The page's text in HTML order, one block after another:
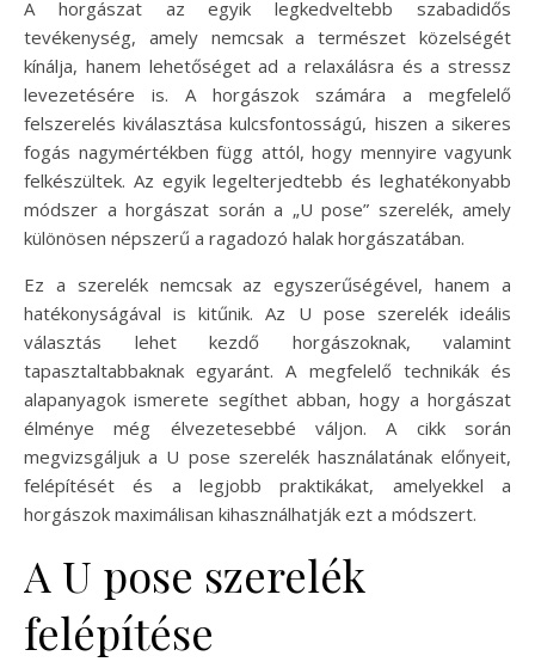
A horgászat az egyik legkedveltebb szabadidős
tevékenység, amely nemcsak a természet közelségét
kínálja, hanem lehetőséget ad a relaxálásra és a stressz
levezetésére is. A horgászok számára a megfelelő
felszerelés kiválasztása kulcsfontosságú, hiszen a sikeres
fogás nagymértékben függ attól, hogy mennyire vagyunk
felkészültek. Az egyik legelterjedtebb és leghatékonyabb
módszer a horgászat során a „U pose” szerelék, amely
különösen népszerű a ragadozó halak horgászatában.
Ez a szerelék nemcsak az egyszerűségével, hanem a
hatékonyságával is kitűnik. Az U pose szerelék ideális
választás lehet kezdő horgászoknak, valamint
tapasztaltabbaknak egyaránt. A megfelelő technikák és
alapanyagok ismerete segíthet abban, hogy a horgászat
élménye még élvezetesebbé váljon. A cikk során
megvizsgáljuk a U pose szerelék használatának előnyeit,
felépítését és a legjobb praktikákat, amelyekkel a
horgászok maximálisan kihasználhatják ezt a módszert.
A U pose szerelék
felépítése